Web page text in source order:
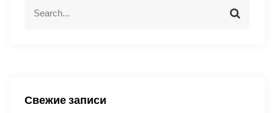
o
S
Свежие записи